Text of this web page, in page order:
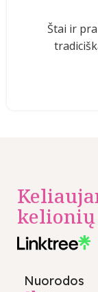
Štai ir
kelionių
Nuorodos